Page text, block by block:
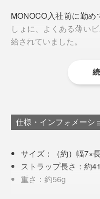
秘密その3
平日は、オフィス周辺
の近所へ。このカード
す。
すると、レックスは、
ホを傷つけることから
イデアを提案。そこか
MONOCO入社前に勤
しょに、よくある薄い
給されていました。
使っているうちに、ス
さんざん探して、デザ
た。カード1枚しか入ら
たし、なんといっても、
仕様・インフォメーシ
サイズ：（約）幅7×
ストラップ長さ：約
重さ：約56g